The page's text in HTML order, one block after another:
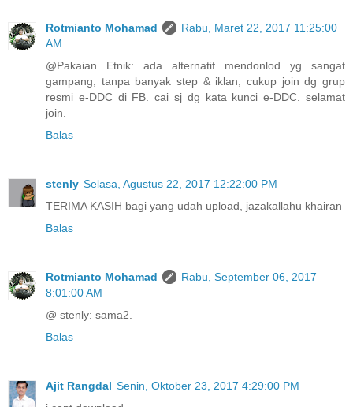
Rotmianto Mohamad
Rabu, Maret 22, 2017 11:25:00
AM
@Pakaian Etnik: ada alternatif mendonlod yg sangat
gampang, tanpa banyak step & iklan, cukup join dg grup
resmi e-DDC di FB. cai sj dg kata kunci e-DDC. selamat
join.
Balas
stenly Selasa, Agustus 22, 2017 12:22:00 PM
TERIMA KASIH bagi yang udah upload, jazakallahu khairan
Balas
Rotmianto Mohamad
Rabu, September 06, 2017
8:01:00 AM
@ stenly: sama2.
Balas
Ajit Rangdal Senin, Oktober 23, 2017 4:29:00 PM